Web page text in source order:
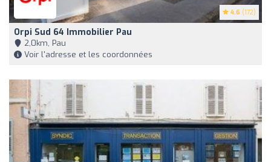
4.6 (172)
Orpi Sud 64 Immobilier Pau
2,0km, Pau
Voir l'adresse et les coordonnées